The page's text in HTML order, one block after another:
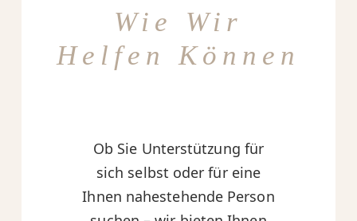
Wie Wir
Helfen Können
Ob Sie Unterstützung für
sich selbst oder für eine
Ihnen nahestehende Person